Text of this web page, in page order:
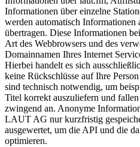
Informationen über einzelne
werden automatisch
übertragen. Diese Informationen
Art des Webbrowsers und des
Domainnamen Ihres Internet
Hierbei handelt es sich
keine Rückschlüsse auf Ihre
sind technisch notwendig, um
Titel korrekt auszuliefern und
zwingend an. Anonyme
LAUT AG nur kurzfristig
ausgewertet, um die API und die
optimieren.